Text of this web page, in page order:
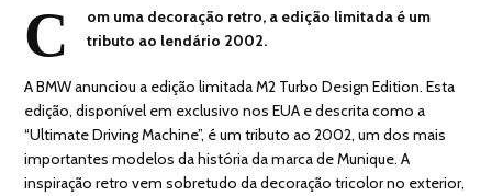
C
om uma decoração retro, a edição limitada é um
tributo ao lendário 2002.
A BMW anunciou a edição limitada M2 Turbo Design Edition. Esta
edição, disponível em exclusivo nos EUA e descrita como a
“Ultimate Driving Machine”, é um tributo ao 2002, um dos mais
importantes modelos da história da marca de Munique. A
inspiração retro vem sobretudo da decoração tricolor no exterior,